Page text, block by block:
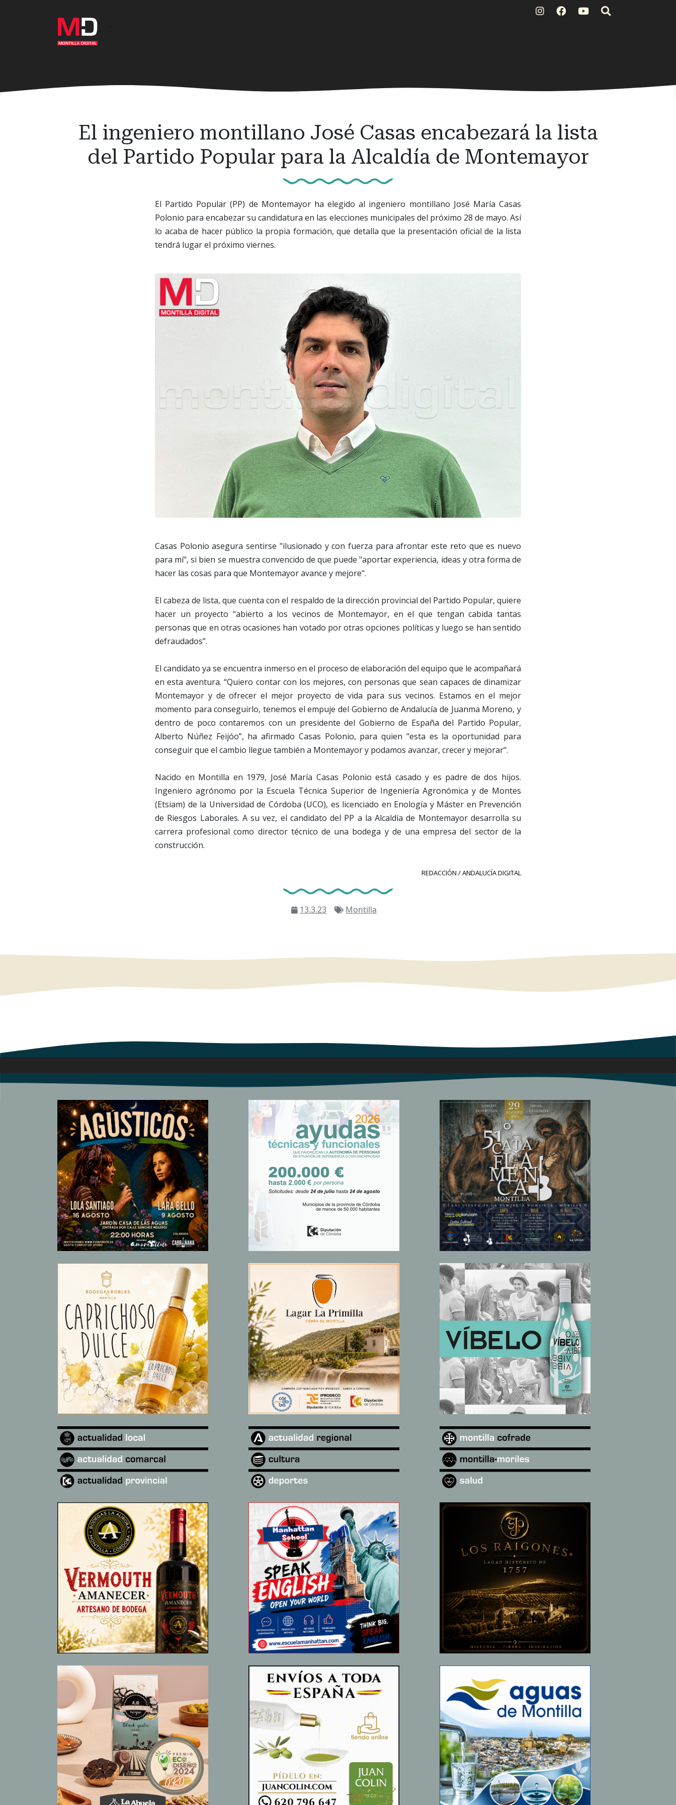
El ingeniero montillano José Casas encabezará la lista
del Partido Popular para la Alcaldía de Montemayor
El Partido Popular (PP) de Montemayor ha elegido al ingeniero montillano José María Casas
Polonio para encabezar su candidatura en las elecciones municipales del próximo 28 de mayo. Así
lo acaba de hacer público la propia formación, que detalla que la presentación oficial de la lista
tendrá lugar el próximo viernes.
Casas Polonio asegura sentirse "ilusionado y con fuerza para afrontar este reto que es nuevo
para mí", si bien se muestra convencido de que puede "aportar experiencia, ideas y otra forma de
hacer las cosas para que Montemayor avance y mejore".
El cabeza de lista, que cuenta con el respaldo de la dirección provincial del Partido Popular, quiere
hacer un proyecto “abierto a los vecinos de Montemayor, en el que tengan cabida tantas
personas que en otras ocasiones han votado por otras opciones políticas y luego se han sentido
defraudados”.
El candidato ya se encuentra inmerso en el proceso de elaboración del equipo que le acompañará
en esta aventura. “Quiero contar con los mejores, con personas que sean capaces de dinamizar
Montemayor y de ofrecer el mejor proyecto de vida para sus vecinos. Estamos en el mejor
momento para conseguirlo, tenemos el empuje del Gobierno de Andalucía de Juanma Moreno, y
dentro de poco contaremos con un presidente del Gobierno de España del Partido Popular,
Alberto Núñez Feijóo”, ha afirmado Casas Polonio, para quien "esta es la oportunidad para
conseguir que el cambio llegue también a Montemayor y podamos avanzar, crecer y mejorar".
Nacido en Montilla en 1979, José María Casas Polonio está casado y es padre de dos hijos.
Ingeniero agrónomo por la Escuela Técnica Superior de Ingeniería Agronómica y de Montes
(Etsiam) de la Universidad de Córdoba (UCO), es licenciado en Enología y Máster en Prevención
de Riesgos Laborales. A su vez, el candidato del PP a la Alcaldía de Montemayor desarrolla su
carrera profesional como director técnico de una bodega y de una empresa del sector de la
construcción.
REDACCIÓN / ANDALUCÍA DIGITAL
13.3.23 Montilla